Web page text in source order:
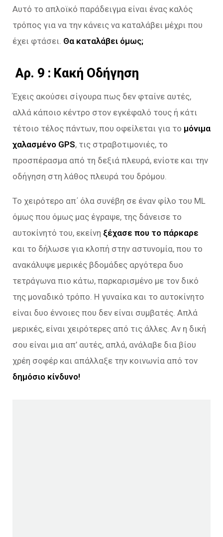
Αυτό το απλοϊκό παράδειγμα είναι ένας καλός
τρόπος για να την κάνεις να καταλάβει μέχρι που
έχει φτάσει. Θα καταλάβει όμως;
Aρ. 9 : Κακή Οδήγηση
Έχεις ακούσει σίγουρα πως δεν φταίνε αυτές,
αλλά κάποιο κέντρο στον εγκέφαλό τους ή κάτι
τέτοιο τέλος πάντων, που οφείλεται για το μόνιμα
χαλασμένο GPS, τις στραβοτιμονιές, το
προσπέρασμα από τη δεξιά πλευρά, ενίοτε και την
οδήγηση στη λάθος πλευρά του δρόμου.
Το χειρότερο απ΄ όλα συνέβη σε έναν φίλο του ML
όμως που όμως μας έγραψε, της δάνεισε το
αυτοκίνητό του, εκείνη ξέχασε που το πάρκαρε
και το δήλωσε για κλοπή στην αστυνομία, που το
ανακάλυψε μερικές βδομάδες αργότερα δυο
τετράγωνα πιο κάτω, παρκαρισμένο με τον δικό
της μοναδικό τρόπο. Η γυναίκα και το αυτοκίνητο
είναι δυο έννοιες που δεν είναι συμβατές. Απλά
μερικές, είναι χειρότερες από τις άλλες. Αν η δική
σου είναι μια απ’ αυτές, απλά, ανάλαβε δια βίου
χρέη σοφέρ και απάλλαξε την κοινωνία από τον
δημόσιο κίνδυνο!